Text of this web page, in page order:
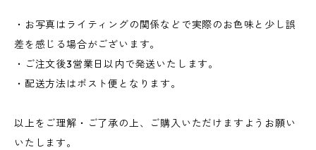
・お写真はライティングの関係などで実際のお色味と少し誤
差を感じる場合がございます。
・ご注文後3営業日以内で発送いたします。
・配送方法はポスト便となります。
以上をご理解・ご了承の上、ご購入いただけますようお願い
いたします。